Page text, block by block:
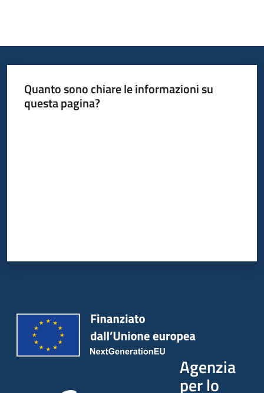
Quanto sono chiare le informazioni su
questa pagina?
Agenzia
per lo